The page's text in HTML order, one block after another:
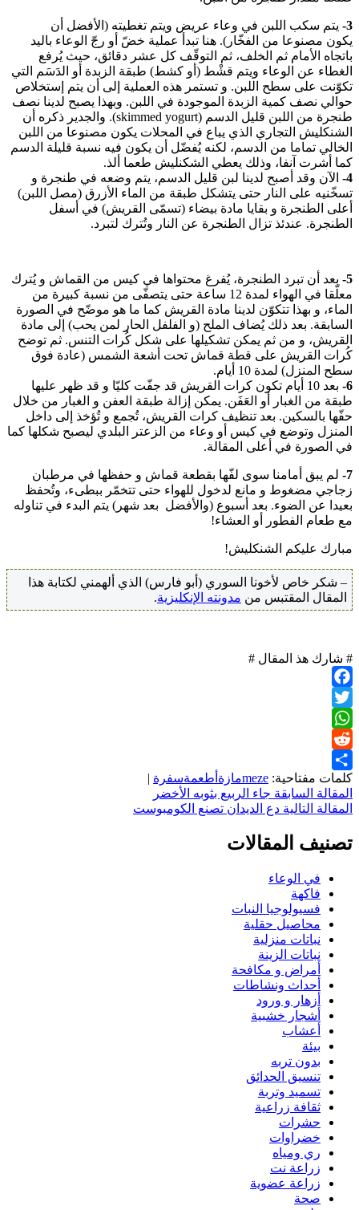
3- يتم سكب اللبن في وعاء عريض ويتم تغطيته (الأفضل أن
يكون مصنوعا من الفخّار). هنا تبدأ عملية خضّ أو رجّ الوعاء باليد
باتجاه الأمام ثم الخلف، ثم التوقّف كل عشر دقائق، حيث يُرفع
الغطاء عن الوعاء ويتم قشْط (أو كشط) طبقة الزبدة أو الدَسَم التي
تكوّنت على سطح اللبن. و تستمر هذه العملية إلى أن يتم إستخلاص
حوالي نصف كمية الزبدة الموجودة في اللبن. وبهذا يصبح لدينا نصف
طنجرة من اللبن قليل الدسم (skimmed yogurt). والجدير ذكره أن
الشنكليش التجاري الذي يباع في المحلات يكون مصنوعا من اللبن
الخالي تماما من الدسم، لكنه يُفضّل أن يكون فيه نسبة قليلة الدسم
كما أشرت آنفا، وذلك يعطي الشكنليش طعما ألذ.
4-
الآن وقد أصبح لدينا لبن قليل الدسم، يتم وضعه في طنجرة و
تسخّنيه على النار حتى يتشكل طبقة من الماء الأزرق (مصل اللبن)
أعلى الطنجرة و بقايا مادة بيضاء (تسمّى القريش) في أسفل
الطنجرة. عندئذ تزال الطنجرة عن النار وتُترك لتبرد.
5- بعد أن تبرد الطنجرة، يُفرغ محتواها في كيس من القماش و يُترك
معلّقا في الهواء لمدة 12 ساعة حتى يتصفّى من نسبة كبيرة من
الماء، و بهذا تتكوّن لدينا مادة القريش كما ما هو موضّح في الصورة
السابقة. بعد ذلك يُضاف الملح (و الفلفل الحار لمن يحب) إلى مادة
القريش، و من ثم يمكن تشكيلها على شكل كُرات التنس. ثم توضح
كُرات القريش على قطة قماش تحت أشعة الشمس (عادة فوق
سطح المنزل) لمدة 10 أيام.
6-
بعد 10 أيام تكون كرات القريش قد جفّت كليّا و قد ظهر عليها
طبقة من الغبار أو العَفَن. يمكن إزالة طبقة العفن و الغبار من خلال
حفّها بالسكين. بعد تنظيف كرات القريش، تُجمع و تُؤخذ إلى داخل
المنزل وتوضع في كيس أو وعاء من الزعتر البلدي ليصبح شكلها كما
في الصورة في أعلى المقالة.
7-
لم يبق أمامنا سوى لفّها بقطعة قماش و حفظها في مرطبان
زجاجي مضغوط و مانع لدخول للهواء حتى تتخمّر ببطىء، وتُحفظ
بعيدا عن الضوء. بعد أسبوع (والأفضل بعد شهر) يتم البدء في تناوله
مع طعام الفطور أو العشاء!
مبارك عليكم الشنكليش!
– شكر خاص لأخونا السوري (أبو فارس) الذي ألهمني لكتابة هذا
المقال المقتبس من مدونته الإنكليزية.
# شارك هذ المقال #
Facebook
Twitter
WhatsApp
Reddit
Share
كلمات مفتاحية: mezeمازة أطعمةسفرة |
تصفّح
المقالات
المقالة السابقة جاء الربيع بثوبه الأخضر
المقالة التالية دع الديدان تصنع الكومبوست
تصنيف المقالات
في الوعاء
فاكهة
فسيولوجيا النبات
محاصيل حقلية
نباتات منزلية
نباتات الزينة
أمراض و مكافحة
أحداث ونشاطات
أزهار و ورود
أشجار خشبية
أعشاب
بيئة
بدون تربه
تنسيق الحدائق
تسميد وتربة
ثقافة زراعية
حشرات
خضراوات
ري ومياه
زراعة نت
زراعة عضوية
صحة